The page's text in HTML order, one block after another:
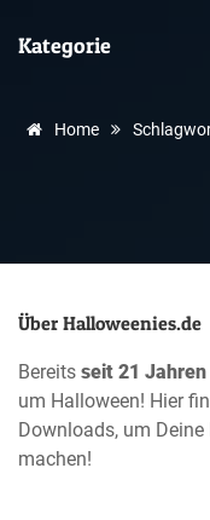
Kategorie
Home
Über Halloweenies.de
Bereits seit 21 Jahren
um Halloween! Hier
Downloads, um
machen!